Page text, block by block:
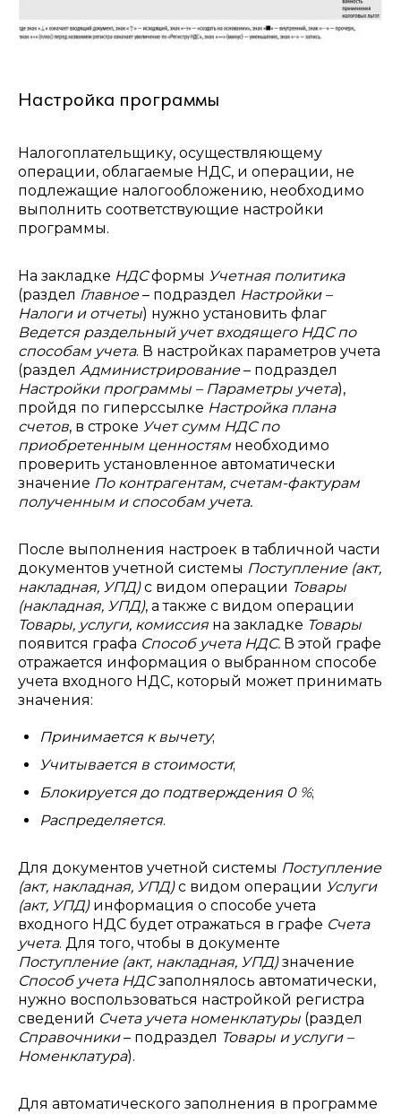
Настройка программы
Налогоплательщику, осуществляющему
операции, облагаемые НДС, и операции, не
подлежащие налогообложению, необходимо
выполнить соответствующие настройки
программы.
На закладке НДСформы Учетная политика
(раздел Главное– подраздел Настройки –
Налоги и отчеты) нужно установить флаг
Ведется раздельный учет входящего НДС по
способам учета. В настройках параметров учета
(раздел Администрирование– подраздел
Настройки программы – Параметры учета),
пройдя по гиперссылке Настройка плана
счетов, в строке Учет сумм НДС по
приобретенным ценностям необходимо
проверить установленное автоматически
значение По контрагентам, счетам-фактурам
полученным и способам учета.
После выполнения настроек в табличной части
документов учетной системы Поступление (акт,
накладная, УПД)с видом операции Товары
(накладная, УПД), а также с видом операции
Товары, услуги, комиссия на закладке Товары
появится графа Способ учета НДС. В этой графе
отражается информация о выбранном способе
учета входного НДС, который может принимать
значения:
Принимается к вычету;
Учитывается в стоимости;
Блокируется до подтверждения 0 %;
Распределяется.
Для документов учетной системы Поступление
(акт, накладная, УПД)с видом операции Услуги
(акт, УПД) информация о способе учета
входного НДС будет отражаться в графе Счета
учета. Для того, чтобы в документе
Поступление (акт, накладная, УПД)значение
Способ учета НДСзаполнялось автоматически,
нужно воспользоваться настройкой регистра
сведений Счета учета номенклатуры (раздел
Справочники– подраздел Товары и услуги –
Номенклатура).
Для автоматического заполнения в программе